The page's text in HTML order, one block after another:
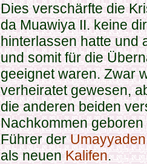
Dies verschärfte die
da Muawiya II. keine
hinterlassen hatte und
und somit für die
geeignet waren. Zwar
verheiratet gewesen,
die anderen beiden
Nachkommen
Führer derUmayyaden
als neuenKalifen.